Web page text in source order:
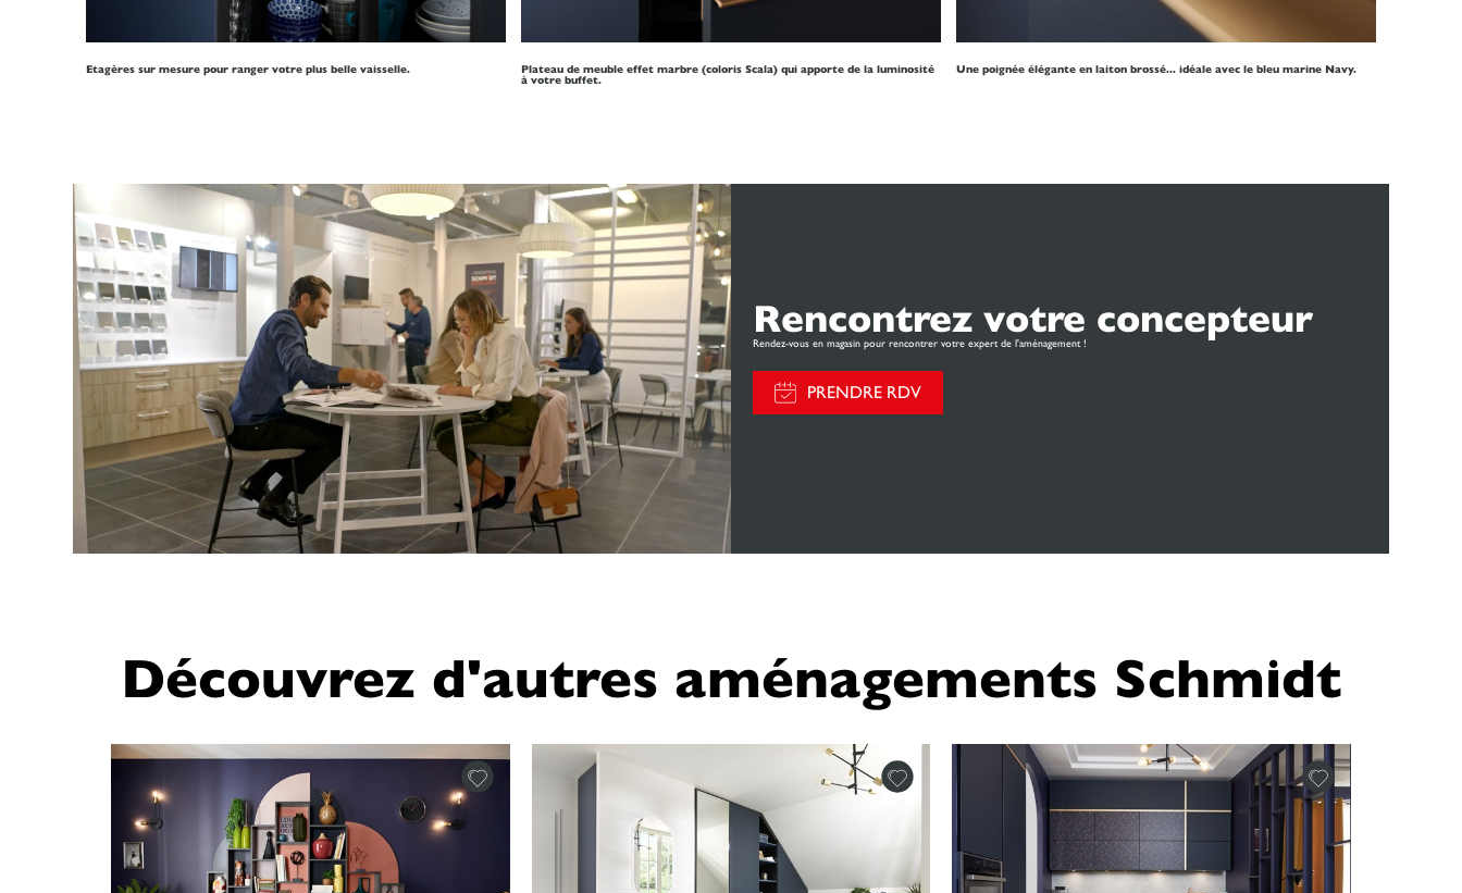
Etagères sur mesure pour ranger votre plus belle vaisselle.
Plateau de meuble effet marbre (coloris Scala) qui apporte de la luminosité
à votre buffet.
Une poignée élégante en laiton brossé... idéale avec le bleu marine Navy.
Rencontrez votre concepteur
Rendez-vous en magasin pour rencontrer votre expert de l'aménagement !
PRENDRE RDV
Découvrez d'autres aménagements Schmidt